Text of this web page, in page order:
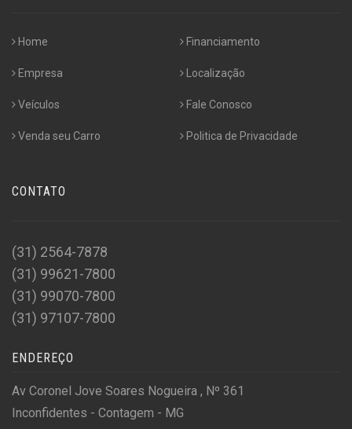
Home
Empresa
Veículos
Venda seu Carro
Financiamento
Localização
Fale Conosco
Politica de Privacidade
CONTATO
(31) 2564-7878
(31) 99621-7800
(31) 99070-7800
(31) 97107-7800
ENDEREÇO
Av Coronel Jove Soares Nogueira , Nº 361
Inconfidentes - Contagem - MG